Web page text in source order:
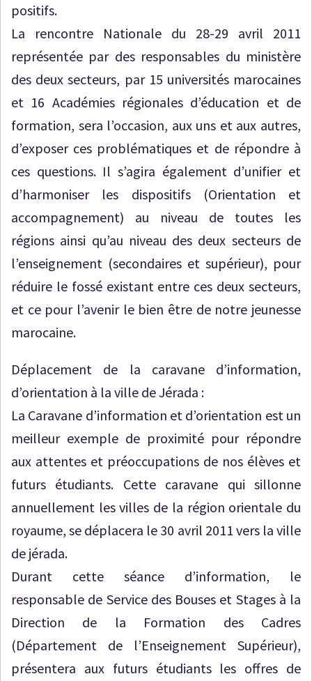
positifs.
La rencontre Nationale du 28-29 avril 2011
représentée par des responsables du ministère
des deux secteurs, par 15 universités marocaines
et 16 Académies régionales d’éducation et de
formation, sera l’occasion, aux uns et aux autres,
d’exposer ces problématiques et de répondre à
ces questions. Il s’agira également d’unifier et
d’harmoniser les dispositifs (Orientation et
accompagnement) au niveau de toutes les
régions ainsi qu’au niveau des deux secteurs de
l’enseignement (secondaires et supérieur), pour
réduire le fossé existant entre ces deux secteurs,
et ce pour l’avenir le bien être de notre jeunesse
marocaine.
Déplacement de la caravane d’information,
d’orientation à la ville de Jérada :
La Caravane d’information et d’orientation est un
meilleur exemple de proximité pour répondre
aux attentes et préoccupations de nos élèves et
futurs étudiants. Cette caravane qui sillonne
annuellement les villes de la région orientale du
royaume, se déplacera le 30 avril 2011 vers la ville
de jérada.
Durant cette séance d’information, le
responsable de Service des Bouses et Stages à la
Direction de la Formation des Cadres
(Département de l’Enseignement Supérieur),
présentera aux futurs étudiants les offres de